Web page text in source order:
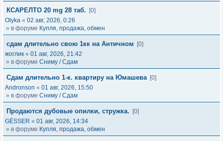
КСАРЕЛТО 20 mg 28 таб.
[0]
Olyka « 02 авг, 2026, 0:26
» в форуме Купля, продажа, обмен
сдам длительно свою 1кк на Античном
[0]
жоглик « 01 авг, 2026, 21:42
» в форуме Сниму / Сдам
Сдам длительно 1-к. квартиру на Юмашева [0]
Andronson « 01 авг, 2026, 15:50
» в форуме Сниму / Сдам
Продаются дубовые опилки, стружка.
[0]
GЁSSER « 01 авг, 2026, 14:34
» в форуме Купля, продажа, обмен